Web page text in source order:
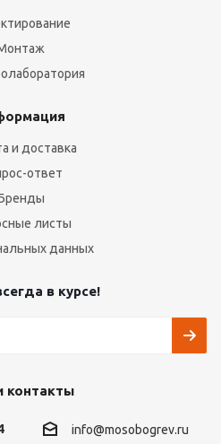
и доставка
ответ
листы
данных
в курсе!
контакты
info@mosobogrev.ru